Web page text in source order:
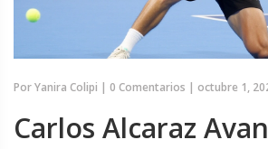
PorYanira Colipi | 0 Comentarios | octubre 1,
Carlos Alcaraz